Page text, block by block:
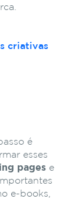
criativas
é
esses
pages e
e-books,